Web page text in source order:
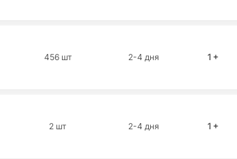
456 шт 2-4 дня 1 +
2 шт 2-4 дня 1 +